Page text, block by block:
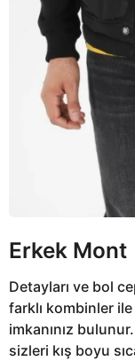
Erkek Mont
Detayları ve bol
farklı kombinler
imkanınız
sizleri kış boyu